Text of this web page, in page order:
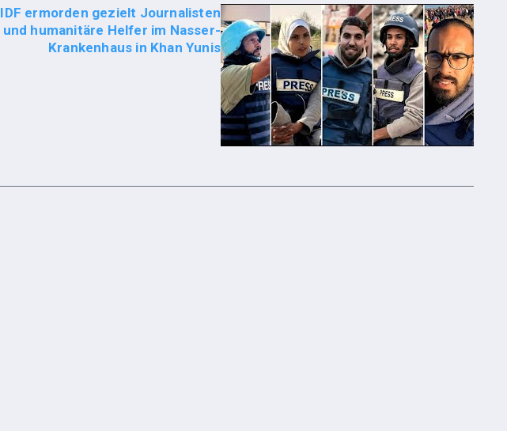
IDF ermorden gezielt Journalisten
und humanitäre Helfer im Nasser-
Krankenhaus in Khan Yunis